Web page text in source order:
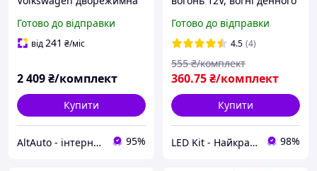
шт)
Готово до відправки
від241 ₴/міс
2 409₴/комплект
Купити
AltAuto - інтернет магазин автозапчастин та автоаксесуарів 95%
рухомим поворотом
Готово до відправки
4.5 (4)
360.75₴/комплект
555 ₴/комплект
Купити
LED Kit - Найкращі рішення для Вашого авто! 98%